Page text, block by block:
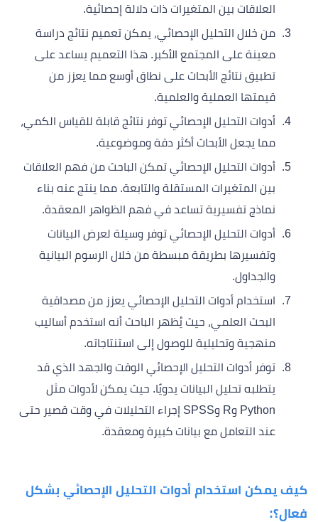
العلاقات بين المتغيرات ذات دلالة إحصائية.
من خلال التحليل الإحصائي، يمكن تعميم نتائج دراسة
معينة على المجتمع الأكبر. هذا التعميم يساعد على
تطبيق نتائج الأبحاث على نطاق أوسع مما يعزز من
قيمتها العملية والعلمية.
أدوات التحليل الإحصائي توفر نتائج قابلة للقياس الكمي،
مما يجعل الأبحاث أكثر دقة وموضوعية.
أدوات التحليل الإحصائي تمكن الباحث من فهم العلاقات
بين المتغيرات المستقلة والتابعة. مما ينتج عنه بناء
نماذج تفسيرية تساعد في فهم الظواهر المعقدة.
أدوات التحليل الإحصائي توفر وسيلة لعرض البيانات
وتفسيرها بطريقة مبسطة من خلال الرسوم البيانية
والجداول.
استخدام أدوات التحليل الإحصائي يعزز من مصداقية
البحث العلمي، حيث يُظهر الباحث أنه استخدم أساليب
منهجية وتحليلية للوصول إلى استنتاجاته.
توفر أدوات التحليل الإحصائي الوقت والجهد الذي قد
يتطلبه تحليل البيانات يدويًا. حيث يمكن لأدوات مثل
Python وR وSPSS إجراء التحليلات في وقت قصير حتى
عند التعامل مع بيانات كبيرة ومعقدة.
كيف يمكن استخدام أدوات التحليل الإحصائي بشكل
فعال؟: